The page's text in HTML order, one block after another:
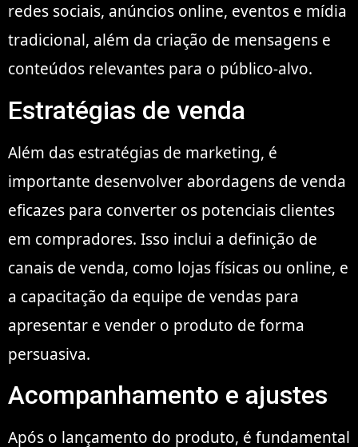
redes sociais, anúncios online, eventos e mídia
tradicional, além da criação de mensagens e
conteúdos relevantes para o público-alvo.
Estratégias de venda
Além das estratégias de marketing, é
importante desenvolver abordagens de venda
eficazes para converter os potenciais clientes
em compradores. Isso inclui a definição de
canais de venda, como lojas físicas ou online, e
a capacitação da equipe de vendas para
apresentar e vender o produto de forma
persuasiva.
Acompanhamento e ajustes
Após o lançamento do produto, é fundamental